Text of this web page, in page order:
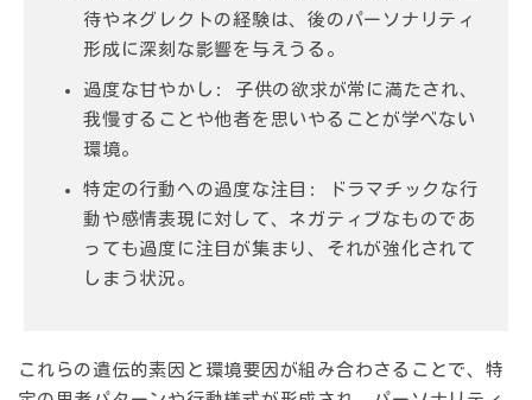
待やネグレクトの経験は、後のパーソナリティ
形成に深刻な影響を与えうる。
過度な甘やかし : 子供の欲求が常に満たされ、
我慢することや他者を思いやることが学べない
環境。
特定の行動への過度な注目 : ドラマチックな行
動や感情表現に対して、ネガティブなものであ
っても過度に注目が集まり、それが強化されて
しまう状況。
これらの遺伝的素因と環境要因が組み合わさることで、特